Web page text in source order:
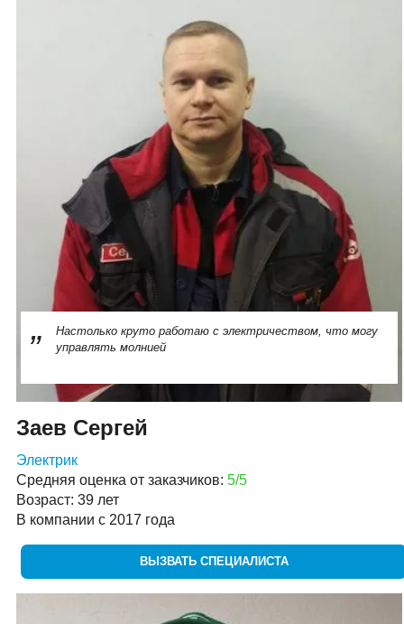
Настолько круто работаю с электричеством, что могу
управлять молнией
Заев Сергей
Электрик
Средняя оценка от заказчиков: 5/5
Возраст: 39 лет
В компании с 2017 года
ВЫЗВАТЬ СПЕЦИАЛИСТА